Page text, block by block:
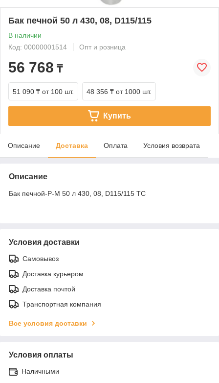
Бак печной 50 л 430, 08, D115/115
В наличии
Код: 00000001514
Опт и розница
56 768 ₸
51 090 ₸ от 100 шт. 48 356 ₸ от 1000 шт.
Купить
Описание Доставка Оплата Условия возврата
Описание
Бак печной-Р-М 50 л 430, 08, D115/115 ТС
Условия доставки
Самовывоз
Доставка курьером
Доставка почтой
Транспортная компания
Все условия доставки
Условия оплаты
Наличными